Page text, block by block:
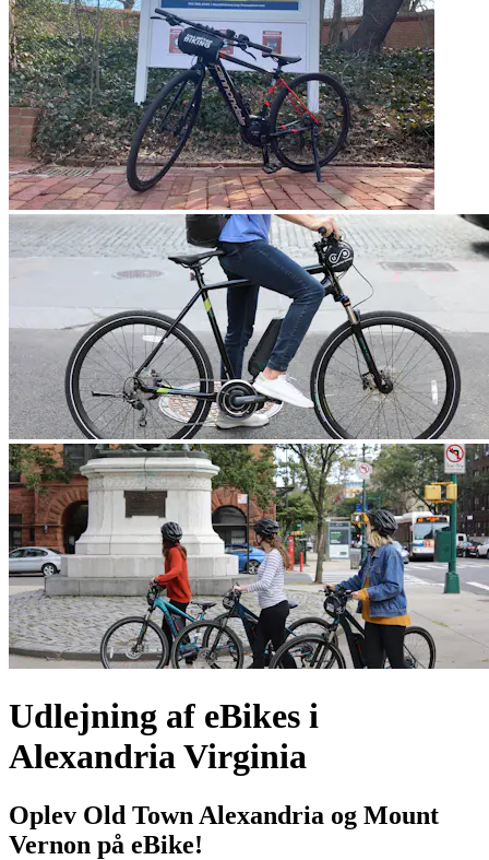
Udlejning af eBikes i
Alexandria Virginia
Oplev Old Town Alexandria og Mount
Vernon på eBike!